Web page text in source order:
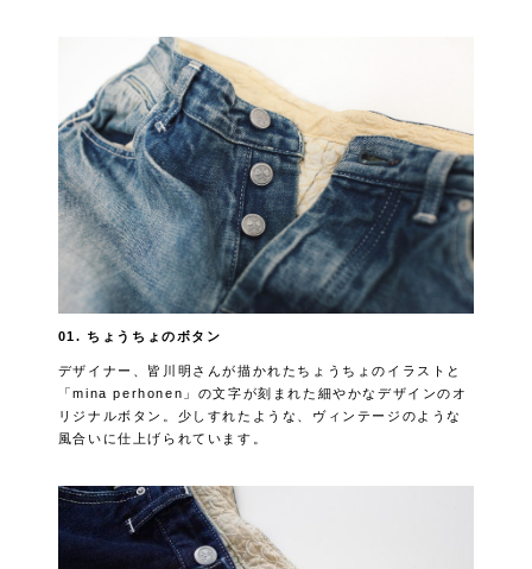
01. ちょうちょのボタン
デザイナー、皆川明さんが描かれたちょうちょのイラストと
「mina perhonen」の文字が刻まれた細やかなデザインのオ
リジナルボタン。少しすれたような、ヴィンテージのような
風合いに仕上げられています。